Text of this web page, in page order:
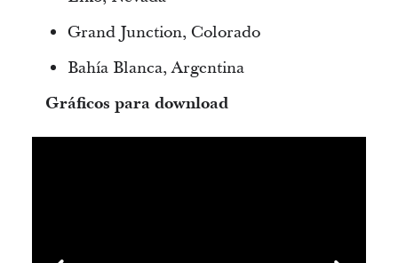
Grand Junction, Colorado
Bahía Blanca, Argentina
Gráficos para download